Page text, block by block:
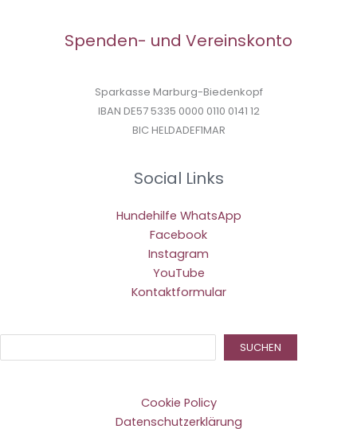
Spenden- und Vereinskonto
Sparkasse Marburg-Biedenkopf
IBAN DE57 5335 0000 0110 0141 12
BIC HELDADEF1MAR
Social Links
Hundehilfe WhatsApp
Facebook
Instagram
YouTube
Kontaktformular
SUCHEN
Cookie Policy
Datenschutzerklärung